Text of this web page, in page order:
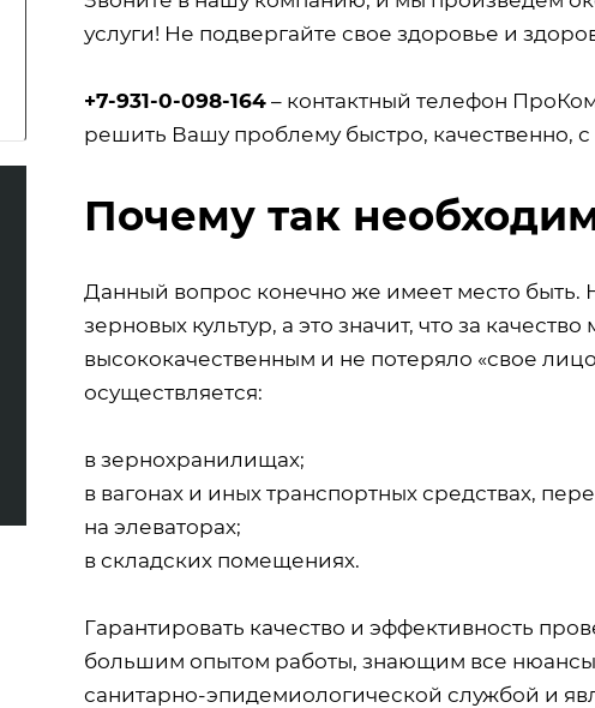
услуги! Не подвергайте свое здоровье и
+7-931-0-098-164 – контактный телефон
решить Вашу проблему быстро, качественно,
Почему так
Данный вопрос конечно же имеет место
зерновых культур, а это значит, что за
высококачественным и не потеряло «свое
осуществляется:
в зернохранилищах;
в вагонах и иных транспортных средствах,
на элеваторах;
в складских помещениях.
Гарантировать качество и эффективность
большим опытом работы, знающим все нюансы
санитарно-эпидемиологической службой и